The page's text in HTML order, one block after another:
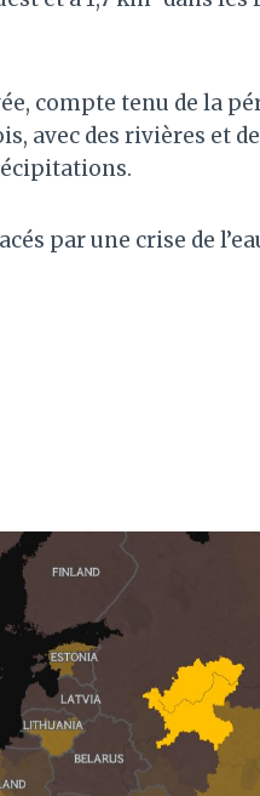
compte tenu de la
avec des rivières et
par une crise de